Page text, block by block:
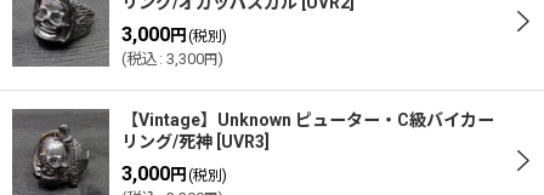
3,000円(税別)
(税込 : 3,300円)
【Vintage】Unknown ピューター・C級バイカー
リング/死神 [UVR3]
3,000円(税別)